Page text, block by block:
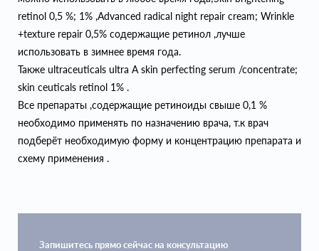
retinol 0,5 %; 1% ,Advanced radical night repair cream; Wrinkle
+texture repair 0,5% содержащие ретинол ,лучше
использовать в зимнее время года.
Также ultraceuticals ultra A skin perfecting serum /concentrate;
skin ceuticals retinol 1% .
Все препараты ,содержащие ретиноиды свыше 0,1 %
необходимо применять по назначению врача, т.к врач
подберёт необходимую форму и концентрацию препарата и
схему применения .
Запишитесь прямо сейчас на консультацию